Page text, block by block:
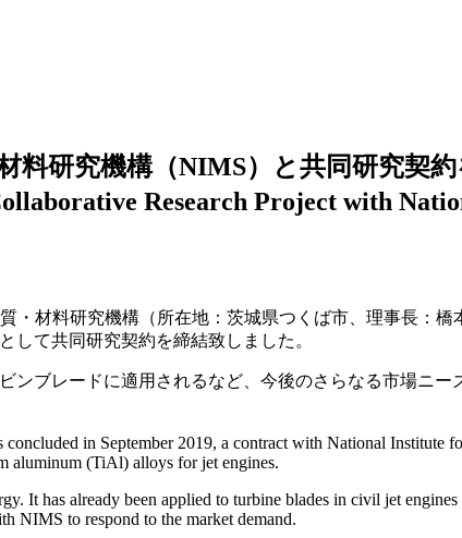
料研究機構（NIMS）と共同研究契
Research Project with
材料研究機構（所在地：茨城県つくば市、理事長：橋
して共同研究契約を締結致しました。
ブレードに適用されるなど、今後のさらなる市場ニー
in September 2019, a contract with National Institute
aluminum (TiAl) alloys for jet engines.
It has already been applied to turbine blades in civil jet
NIMS to respond to the market demand.